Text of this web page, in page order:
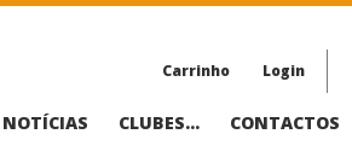
Carrinho Login
NOTÍCIAS CLUBES... CONTACTOS